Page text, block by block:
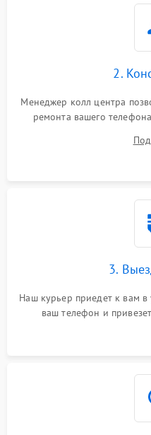
2.
Менеджер колл центра
ремонта вашего
3.
Наш курьер приедет к вам
ваш телефон и